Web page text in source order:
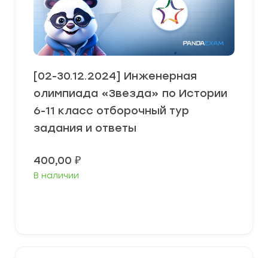
[02-30.12.2024] Инженерная
олимпиада «Звезда» по Истории
6-11 класс отборочный тур
задания и ответы
400,00 ₽
В наличии